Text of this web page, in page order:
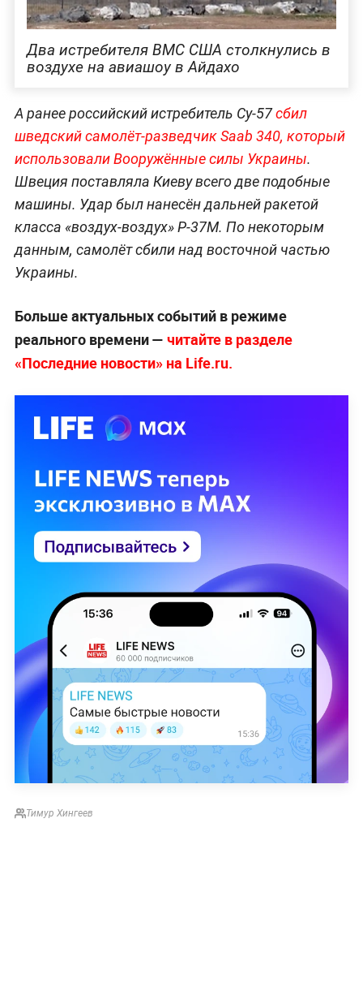
Два истребителя ВМС США столкнулись в
воздухе на авиашоу в Айдахо
А ранее российский истребитель Су-57сбил
шведский самолёт-разведчик Saab 340, который
использовали Вооружённые силы Украины.
Швеция поставляла Киеву всего две подобные
машины. Удар был нанесён дальней ракетой
класса «воздух-воздух» Р-37М. По некоторым
данным, самолёт сбили над восточной частью
Украины.
Больше актуальных событий в режиме
реального времени — читайте в разделе
«Последние новости» на Life.ru.
Тимур Хингеев